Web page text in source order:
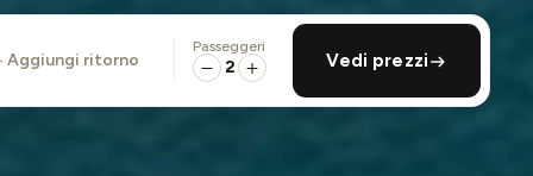
aggiungi ritorno
Passeggeri
2 Vedi prezzi